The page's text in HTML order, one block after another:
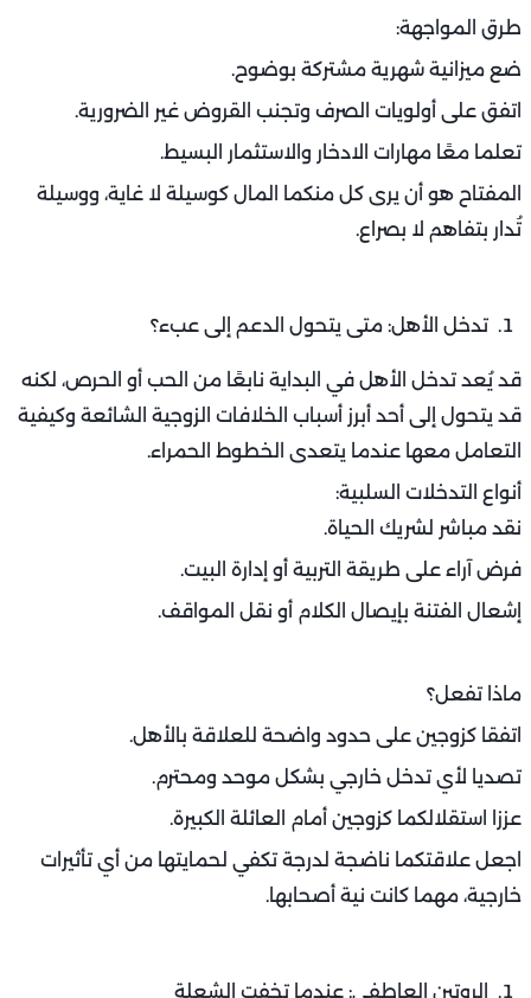
الحوار هو الجسر الذي يعبر به الطرفان من الغضب إلى الفهم،
ومن التجاهل إلى التعاطف.
الضغط المالي: تحدي العلاقات في زمن الغلاء
الضغوط الاقتصادية تُعد من أكثر أسباب الخلافات الزوجية
المال قد يتحول إلى سلاح مدمر للعلاقة إذا لم يُدار بحكمة.
أسباب الخلافات المالية:
عدم الشفافية في المصروفات.
تفاوت الطموحات الاقتصادية.
المقارنات الاجتماعية والضغوط الخارجية.
طرق المواجهة:
ضع ميزانية شهرية مشتركة بوضوح.
تعلما معًا مهارات الادخار والاستثمار البسيط.
المفتاح هو أن يرى كل منكما المال كوسيلة لا غاية، ووسيلة
تُدار بتفاهم لا بصراع.
تدخل الأهل: متى يتحول الدعم إلى عبء؟